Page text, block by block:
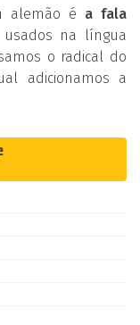
alemão é a fala
na língua
o radical do
adicionamos a